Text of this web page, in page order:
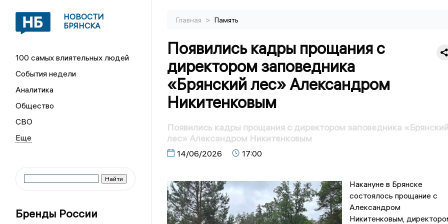
НОВОСТИ
БРЯНСКА
100 самых влиятельных людей
События недели
Аналитика
Общество
СВО
Бренды России
Главная > Память
Появились кадры прощания с
директором заповедника
«Брянский лес» Александром
Никитенковым
Появились кадры прощания с директором заповедника
лес» Александром Никитенковым
14/06/2026 17:00
Накануне в Брянске
состоялось прощание с
Александром
Никитенковым,